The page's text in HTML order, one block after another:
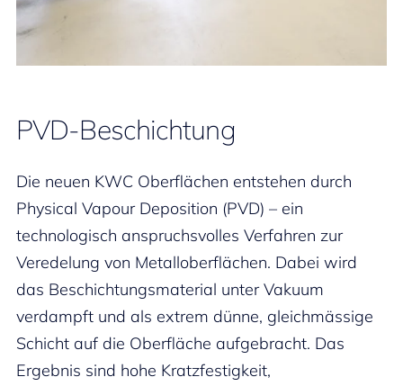
PVD-Beschichtung
Die neuen KWC Oberflächen entstehen durch
Physical Vapour Deposition (PVD) – ein
technologisch anspruchsvolles Verfahren zur
Veredelung von Metalloberflächen. Dabei wird
das Beschichtungsmaterial unter Vakuum
verdampft und als extrem dünne, gleichmässige
Schicht auf die Oberfläche aufgebracht. Das
Ergebnis sind hohe Kratzfestigkeit,